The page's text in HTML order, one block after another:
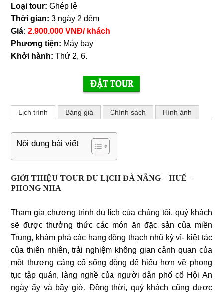
Loại tour: Ghép lẻ
Thời gian:3 ngày 2 đêm
Giá: 2.900.000 VNĐ/ khách
Phương tiện: Máy bay
Khởi hành: Thứ 2, 6.
Lịch trình Bảng giá Chính sách Hình ảnh
Nội dung bài viết
GIỚI THIỆU TOUR DU LỊCH ĐÀ NẴNG – HUẾ –
PHONG NHA
Tham gia chương trình du lịch của chúng tôi, quý khách
sẽ được thưởng thức các món ăn đặc sản của miền
Trung, khám phá các hang động thạch nhũ kỳ vĩ- kiệt tác
của thiên nhiên, trải nghiệm không gian cảnh quan của
một thương cảng cổ sống động để hiểu hơn về phong
tục tập quán, làng nghề của người dân phố cổ Hội An
ngày ấy và bây giờ. Đồng thời, quý khách cũng được